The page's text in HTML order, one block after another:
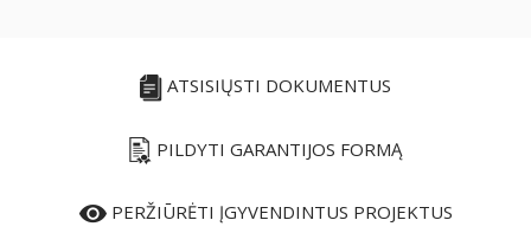
ATSISIŲSTI DOKUMENTUS
PILDYTI GARANTIJOS FORMĄ
PERŽIŪRĖTI ĮGYVENDINTUS PROJEKTUS